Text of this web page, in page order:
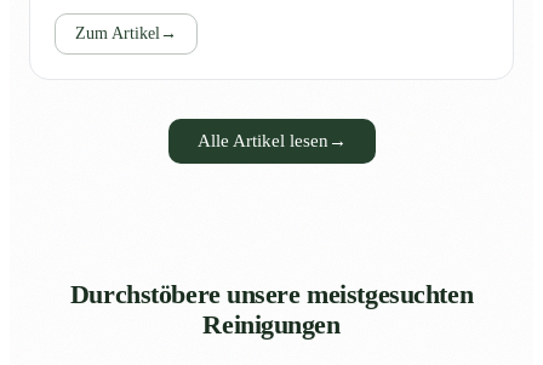
Zum Artikel→
Alle Artikel lesen →
Durchstöbere unsere meistgesuchten
Reinigungen